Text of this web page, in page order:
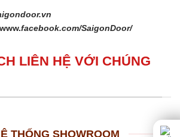
www.facebook.com/SaigonDoor/
LIÊN HỆ VỚI CHÚNG
THỐNG SHOWROOM